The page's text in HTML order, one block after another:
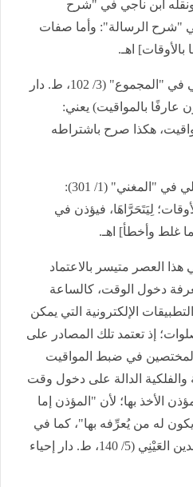
ونقله ابن ناجي في "شرح
في "شرح الرسالة": وأما صفات
اهـ.
وقال الإمام النَّوَوِي الشافعي في "المجموع" (3/ 102، ط. دار
عارفًا بالمواقيت) يعني:
هكذا صرح باشتراطه
وقال الإمام ابن قُدَامَة الحنبلي في "المغني" (1/ 301):
لِيَتَحَرَّاهَا، فيؤذن في
غلط وأخطأ] اهـ.
العصر متيسر بالاعتماد
دخول الوقت، كالساعة
الإلكترونية التي يمكن
إذ تعتمد تلك المصادر على
في ضبط المواقيت
والفلكية الدالة على دخول وقت
الأخذ بها؛ لأن "المؤذن إما
يكون له من يُعرِّفه بها"، كما في
"عمدة القاري" للإمام بدر الدين العَيْنِي (5/ 140، ط. دار إحياء